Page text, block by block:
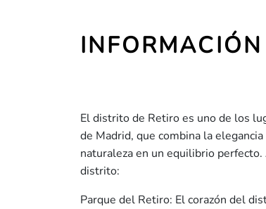
El distrito de Retiro es uno de los
de Madrid, que combina la
naturaleza en un equilibrio
distrito:
Parque del Retiro: El corazón del